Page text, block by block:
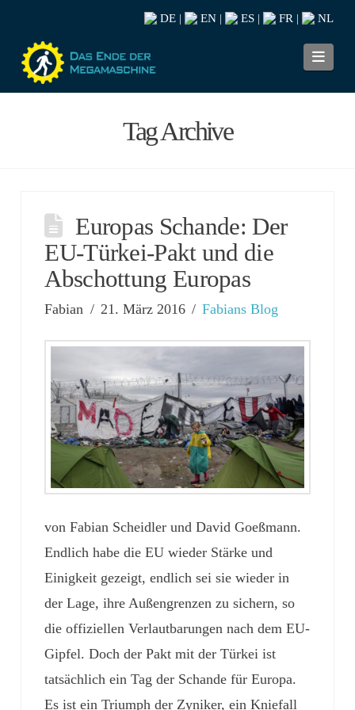
DE EN ES FR NL
Tag Archive
Europas Schande: Der
EU-Türkei-Pakt und die
Abschottung Europas
Fabian 21. März 2016 Fabians Blog
von Fabian Scheidler und David Goeßmann.
Endlich habe die EU wieder Stärke und
Einigkeit gezeigt, endlich sei sie wieder in
der Lage, ihre Außengrenzen zu sichern, so
die offiziellen Verlautbarungen nach dem EU-
Gipfel. Doch der Pakt mit der Türkei ist
tatsächlich ein Tag der Schande für Europa.
Es ist ein Triumph der Zyniker, ein Kniefall